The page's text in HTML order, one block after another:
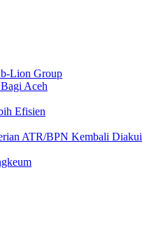
Lion Group
Aceh
Efisien
ATR/BPN Kembali Diakui